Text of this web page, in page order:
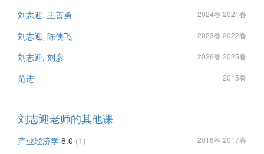
刘志迎, 王善勇 2024春 2021春
刘志迎, 陈侠飞 2023春 2022春
刘志迎, 刘彦 2026春 2025春
范进 2015春
刘志迎老师的其他课
产业经济学 8.0 (1) 2018春 2017春